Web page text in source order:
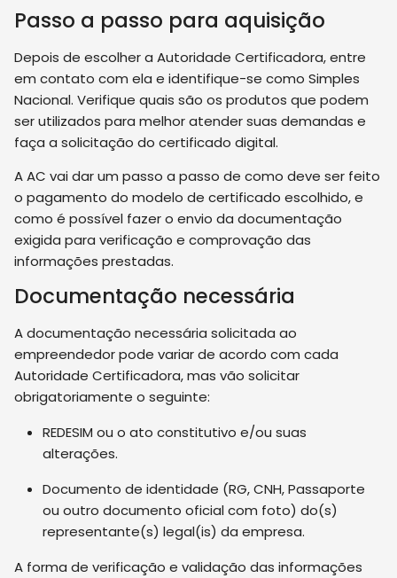
Passo a passo para aquisição
Depois de escolher a Autoridade Certificadora, entre
em contato com ela e identifique-se como Simples
Nacional. Verifique quais são os produtos que podem
ser utilizados para melhor atender suas demandas e
faça a solicitação do certificado digital.
A AC vai dar um passo a passo de como deve ser feito
o pagamento do modelo de certificado escolhido, e
como é possível fazer o envio da documentação
exigida para verificação e comprovação das
informações prestadas.
Documentação necessária
A documentação necessária solicitada ao
empreendedor pode variar de acordo com cada
Autoridade Certificadora, mas vão solicitar
obrigatoriamente o seguinte:
REDESIM ou o ato constitutivo e/ou suas
alterações.
Documento de identidade (RG, CNH, Passaporte
ou outro documento oficial com foto) do(s)
representante(s) legal(is) da empresa.
A forma de verificação e validação das informações